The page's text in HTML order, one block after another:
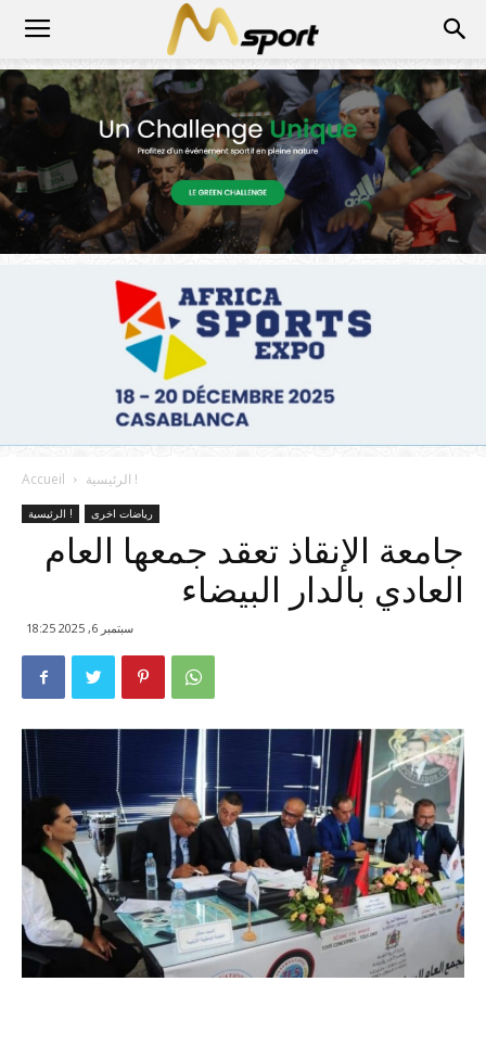
Accueil الرئيسية !
الرئيسية ! رياضات اخرى
جامعة الإنقاذ تعقد جمعها العام
العادي بالدار البيضاء
سبتمبر 6, 2025 18:25